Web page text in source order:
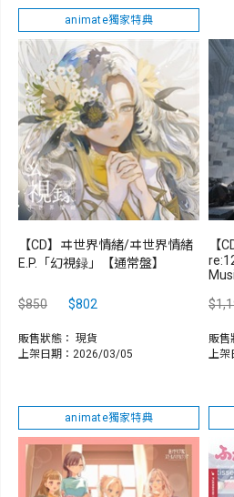
animate獨家特典
【CD】ヰ世界情緒/ヰ世界情緒
E.P.「幻視録」【通常盤】
$850 $802
販售狀態： 現貨
上架日期：2026/03/05
【
販售
上架
animate獨家特典